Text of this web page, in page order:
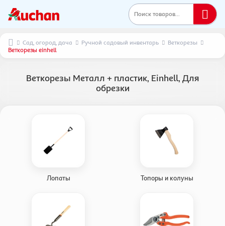
Поиск товаров...
Сад, огород, дача Ручной садовый инвентарь
Веткорезы
Веткорезы einhell
Веткорезы Металл + пластик, Einhell, Для
обрезки
Лопаты Топоры и колуны